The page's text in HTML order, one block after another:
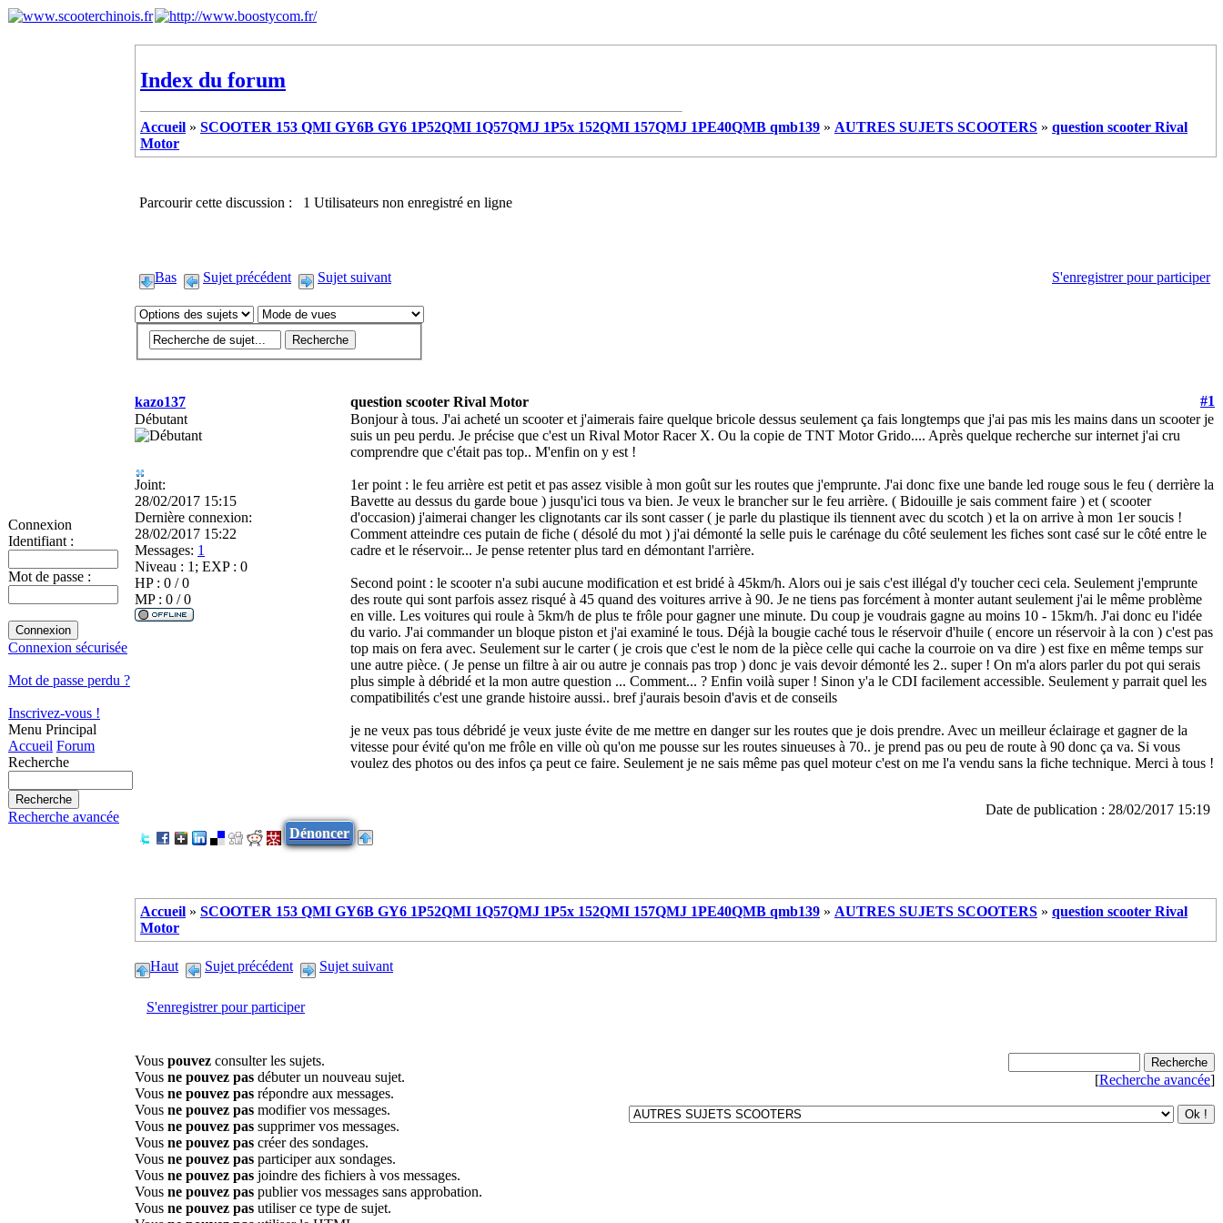
Connexion
Identifiant :
Mot de passe :
Connexion sécurisée
Mot de passe perdu ?
Inscrivez-vous !
Menu Principal
Accueil Forum
Recherche
Recherche avancée
Index du forum
Accueil » SCOOTER 153 QMI GY6B GY6 1P52QMI 1Q57QMJ 1P5x 152QMI 157QMJ 1PE40QMB qmb139 » AUTRES SUJETS SCOOTERS » question scooter Rival
Motor
Parcourir cette discussion : 1 Utilisateurs non enregistré en ligne
Bas Sujet précédent Sujet suivant S'enregistrer pour participer
kazo137 question scooter Rival Motor
#1
Débutant
Joint:
28/02/2017 15:15
Dernière connexion:
28/02/2017 15:22
Messages: 1
Niveau : 1; EXP : 0
HP : 0 / 0
MP : 0 / 0
Bonjour à tous. J'ai acheté un scooter et j'aimerais faire quelque bricole dessus seulement ça fais longtemps que j'ai pas mis les mains dans un scooter je
suis un peu perdu. Je précise que c'est un Rival Motor Racer X. Ou la copie de TNT Motor Grido.... Après quelque recherche sur internet j'ai cru
comprendre que c'était pas top.. M'enfin on y est !
1er point : le feu arrière est petit et pas assez visible à mon goût sur les routes que j'emprunte. J'ai donc fixe une bande led rouge sous le feu ( derrière la
Bavette au dessus du garde boue ) jusqu'ici tous va bien. Je veux le brancher sur le feu arrière. ( Bidouille je sais comment faire ) et ( scooter
d'occasion) j'aimerai changer les clignotants car ils sont casser ( je parle du plastique ils tiennent avec du scotch ) et la on arrive à mon 1er soucis !
Comment atteindre ces putain de fiche ( désolé du mot ) j'ai démonté la selle puis le carénage du côté seulement les fiches sont casé sur le côté entre le
cadre et le réservoir... Je pense retenter plus tard en démontant l'arrière.
Second point : le scooter n'a subi aucune modification et est bridé à 45km/h. Alors oui je sais c'est illégal d'y toucher ceci cela. Seulement j'emprunte
des route qui sont parfois assez risqué à 45 quand des voitures arrive à 90. Je ne tiens pas forcément à monter autant seulement j'ai le même problème
en ville. Les voitures qui roule à 5km/h de plus te frôle pour gagner une minute. Du coup je voudrais gagne au moins 10 - 15km/h. J'ai donc eu l'idée
du vario. J'ai commander un bloque piston et j'ai examiné le tous. Déjà la bougie caché tous le réservoir d'huile ( encore un réservoir à la con ) c'est pas
top mais on fera avec. Seulement sur le carter ( je crois que c'est le nom de la pièce celle qui cache la courroie on va dire ) est fixe en même temps sur
une autre pièce. ( Je pense un filtre à air ou autre je connais pas trop ) donc je vais devoir démonté les 2.. super ! On m'a alors parler du pot qui serais
plus simple à débridé et la mon autre question ... Comment... ? Enfin voilà super ! Sinon y'a le CDI facilement accessible. Seulement y parrait quel les
compatibilités c'est une grande histoire aussi.. bref j'aurais besoin d'avis et de conseils
je ne veux pas tous débridé je veux juste évite de me mettre en danger sur les routes que je dois prendre. Avec un meilleur éclairage et gagner de la
vitesse pour évité qu'on me frôle en ville où qu'on me pousse sur les routes sinueuses à 70.. je prend pas ou peu de route à 90 donc ça va. Si vous
voulez des photos ou des infos ça peut ce faire. Seulement je ne sais même pas quel moteur c'est on me l'a vendu sans la fiche technique. Merci à tous !
Date de publication : 28/02/2017 15:19
Dénoncer
Accueil » SCOOTER 153 QMI GY6B GY6 1P52QMI 1Q57QMJ 1P5x 152QMI 157QMJ 1PE40QMB qmb139 » AUTRES SUJETS SCOOTERS » question scooter Rival
Motor
Haut Sujet précédent Sujet suivant
S'enregistrer pour participer
Vous pouvez consulter les sujets.
Vous ne pouvez pas débuter un nouveau sujet.
Vous ne pouvez pas répondre aux messages.
Vous ne pouvez pas modifier vos messages.
Vous ne pouvez pas supprimer vos messages.
Vous ne pouvez pas créer des sondages.
Vous ne pouvez pas participer aux sondages.
Vous ne pouvez pas joindre des fichiers à vos messages.
Vous ne pouvez pas publier vos messages sans approbation.
Vous ne pouvez pas utiliser ce type de sujet.
[Recherche avancée]